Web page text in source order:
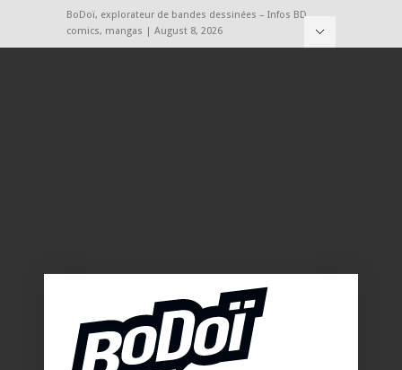
BoDoï, explorateur de bandes dessinées – Infos BD,
comics, mangas | August 8, 2026